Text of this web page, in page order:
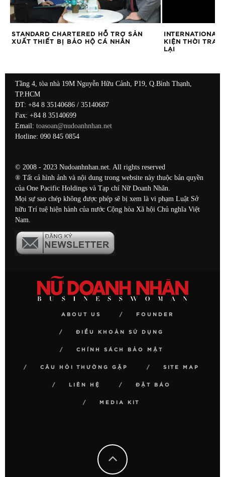
STANDARD CHARTERED HỖ TRỢ SẢN
XUẤT THIẾT BỊ BẢO HỘ CÁ NHÂN
INTERNATIONAL
KIỆN THỜI
LẠI
Tầng 4, tòa nhà 19M Nguyễn Hữu Cảnh, P19, Q.Bình Thạnh,
TP.HCM
ĐT: +84 8 35140686 / 35140687
Fax: +84 8 35140699
Email: toasoan@nudoanhnhan.net
Hotline: 090 845 0854
© 2008 - 2023 Nudoanhnhan.net. All rights reserved
® Tất cả hình ảnh và nội dung trong website này thuộc bản quyền
của One Pacific Holdings và Tạp chí Nữ Doanh Nhân.
Mọi sự sao chép không được phép sẽ bị xem là vi phạm Luật Sở
hữu Trí tuệ hiện hành của nước Cộng hòa Xã hội Chủ nghĩa Việt
Nam.
ABOUT US FOUNDER
ĐIỀU KHOẢN SỬ DỤNG
CHÍNH SÁCH BẢO MẬT
CÂU HỎI THƯỜNG GẶP SITE MAP
LIÊN HỆ ĐẶT BÁO
MEDIA KIT